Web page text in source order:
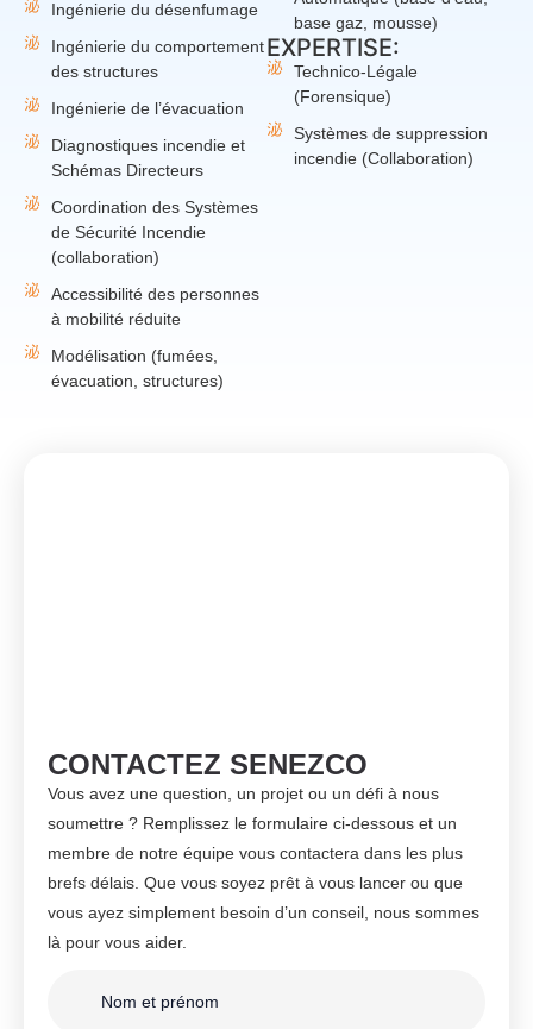
Ingénierie du désenfumage
Ingénierie du comportement
des structures
Ingénierie de l’évacuation
Diagnostiques incendie et
Schémas Directeurs
Coordination des Systèmes
de Sécurité Incendie
(collaboration)
Accessibilité des personnes
à mobilité réduite
Modélisation (fumées,
évacuation, structures)
base gaz, mousse)
EXPERTISE:
Technico-Légale
(Forensique)
Systèmes de suppression
incendie (Collaboration)
CONTACTEZ SENEZCO
Vous avez une question, un projet ou un défi à nous
soumettre ? Remplissez le formulaire ci-dessous et un
membre de notre équipe vous contactera dans les plus
brefs délais. Que vous soyez prêt à vous lancer ou que
vous ayez simplement besoin d’un conseil, nous sommes
là pour vous aider.